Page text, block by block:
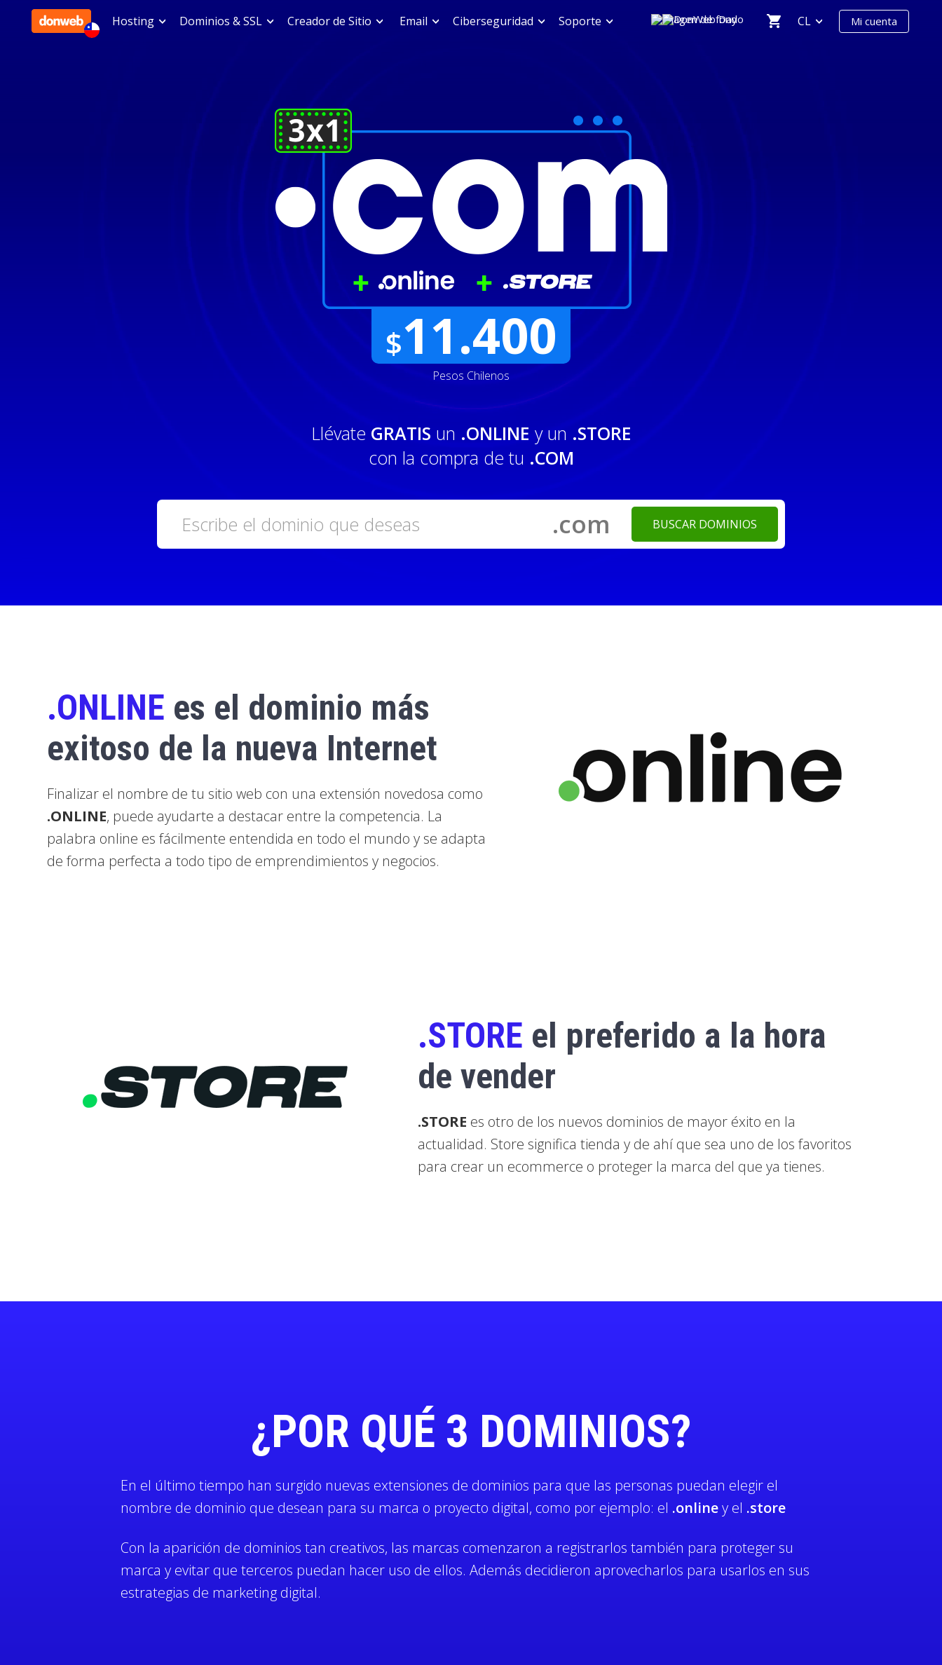
Hosting Dominios & SSL Creador de Sitio Email Ciberseguridad Soporte CL Mi cuenta
$11.400
Pesos Chilenos
Llévate GRATIS un .ONLINE y un .STORE
con la compra de tu .COM
.com BUSCAR DOMINIOS
.ONLINE es el dominio más
exitoso de la nueva Internet
Finalizar el nombre de tu sitio web con una extensión novedosa como
.ONLINE, puede ayudarte a destacar entre la competencia. La
palabra online es fácilmente entendida en todo el mundo y se adapta
de forma perfecta a todo tipo de emprendimientos y negocios.
.STORE el preferido a la hora
de vender
.STORE es otro de los nuevos dominios de mayor éxito en la
actualidad. Store significa tienda y de ahí que sea uno de los favoritos
para crear un ecommerce o proteger la marca del que ya tienes.
¿POR QUÉ 3 DOMINIOS?
En el último tiempo han surgido nuevas extensiones de dominios para que las personas puedan elegir el
nombre de dominio que desean para su marca o proyecto digital, como por ejemplo: el .onliney el .store
Con la aparición de dominios tan creativos, las marcas comenzaron a registrarlos también para proteger su
marca y evitar que terceros puedan hacer uso de ellos. Además decidieron aprovecharlos para usarlos en sus
estrategias de marketing digital.